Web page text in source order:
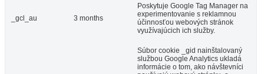
_gcl_au 3 months
Poskytuje Google Tag Manager na
experimentovanie s reklamnou
účinnosťou webových stránok
využívajúcich ich služby.
Súbor cookie _gid nainštalovaný
službou Google Analytics ukladá
informácie o tom, ako návštevníci